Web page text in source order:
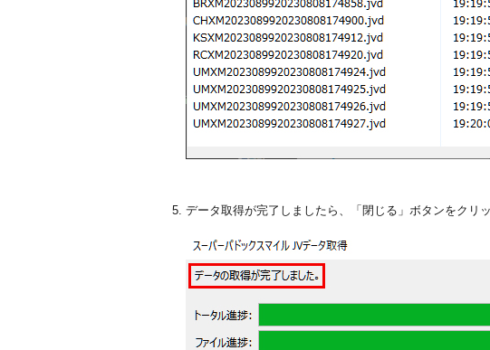
データ取得が完了しましたら、「閉じる」ボタンをクリ